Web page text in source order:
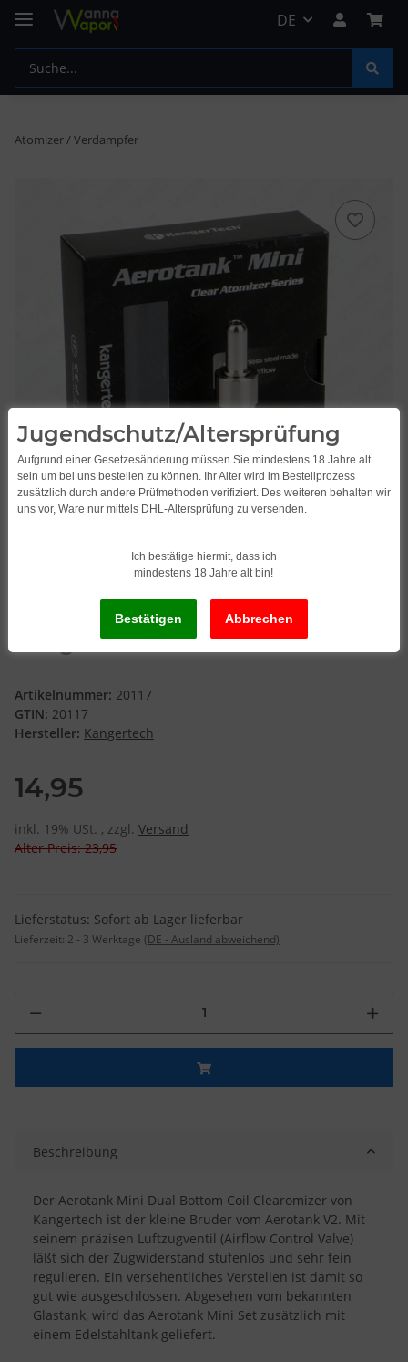
DE
Atomizer / Verdampfer
Kanger Aerotank Mini Set
Artikelnummer: 20117
GTIN: 20117
Hersteller: Kangertech
14,95
inkl. 19% USt. , zzgl. Versand
Alter Preis: 23,95
Lieferstatus: Sofort ab Lager lieferbar
Lieferzeit: 2 - 3 Werktage (DE - Ausland abweichend)
Beschreibung
Der Aerotank Mini Dual Bottom Coil Clearomizer von
Kangertech ist der kleine Bruder vom Aerotank V2. Mit
seinem präzisen Luftzugventil (Airflow Control Valve)
läßt sich der Zugwiderstand stufenlos und sehr fein
regulieren. Ein versehentliches Verstellen ist damit so
gut wie ausgeschlossen. Abgesehen vom bekannten
Glastank, wird das Aerotank Mini Set zusätzlich mit
einem Edelstahltank geliefert.
Jugendschutz/Altersprüfung
Aufgrund einer Gesetzesänderung müssen Sie mindestens 18 Jahre alt
sein um bei uns bestellen zu können. Ihr Alter wird im Bestellprozess
zusätzlich durch andere Prüfmethoden verifiziert. Des weiteren behalten wir
uns vor, Ware nur mittels DHL-Altersprüfung zu versenden.
Ich bestätige hiermit, dass ich
mindestens 18 Jahre alt bin!